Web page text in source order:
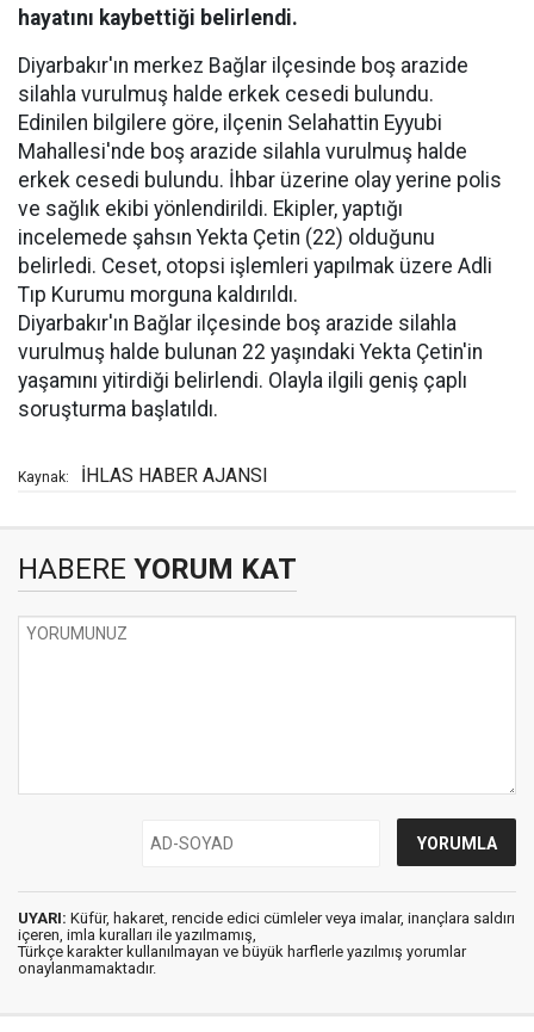
hayatını kaybettiği belirlendi.
Diyarbakır'ın merkez Bağlar ilçesinde boş arazide
silahla vurulmuş halde erkek cesedi bulundu.
Edinilen bilgilere göre, ilçenin Selahattin Eyyubi
Mahallesi'nde boş arazide silahla vurulmuş halde
erkek cesedi bulundu. İhbar üzerine olay yerine polis
ve sağlık ekibi yönlendirildi. Ekipler, yaptığı
incelemede şahsın Yekta Çetin (22) olduğunu
belirledi. Ceset, otopsi işlemleri yapılmak üzere Adli
Tıp Kurumu morguna kaldırıldı.
Diyarbakır'ın Bağlar ilçesinde boş arazide silahla
vurulmuş halde bulunan 22 yaşındaki Yekta Çetin'in
yaşamını yitirdiği belirlendi. Olayla ilgili geniş çaplı
soruşturma başlatıldı.
Kaynak: İHLAS HABER AJANSI
HABERE YORUM KAT
UYARI: Küfür, hakaret, rencide edici cümleler veya imalar, inançlara saldırı
içeren, imla kuralları ile yazılmamış,
Türkçe karakter kullanılmayan ve büyük harflerle yazılmış yorumlar
onaylanmamaktadır.